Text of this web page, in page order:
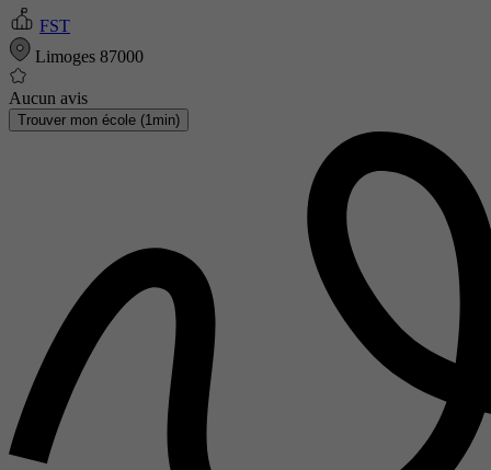
FST
Limoges 87000
Aucun avis
Trouver mon école (1min)